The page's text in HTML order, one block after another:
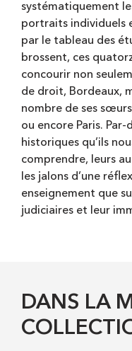
systématiquement
portraits individuels
par le tableau des
brossent, ces
concourir non
de droit, Bordeaux,
nombre de ses
ou encore Paris.
historiques qu’ils
comprendre, leurs
les jalons d’une
enseignement que
judiciaires et leur
DANS LA